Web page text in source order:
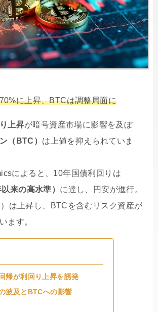
に上昇、BTCは調整局面に
上昇が暗号資産市場に影響を及ぼ
（BTC） は上値を抑えられていま
によると、10年国債利回りは
来の高水準） に達し、円安が進行。
は上昇し、BTCを含むリスク資産が
ます。
帰が利回り上昇を誘発
波及とBTCへの影響